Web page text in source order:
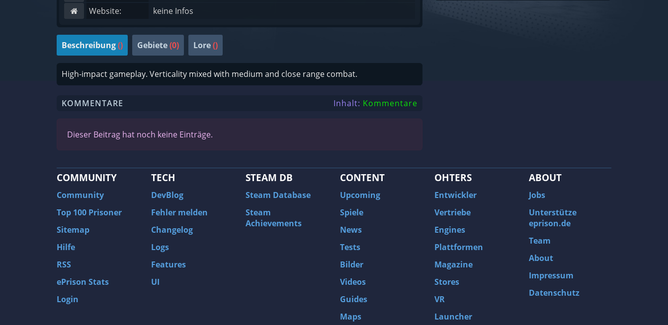
Website:
keine Infos
Beschreibung() Gebiete(0) Lore()
High-impact gameplay. Verticality mixed with medium and close range combat.
KOMMENTARE Inhalt: Kommentare
Dieser Beitrag hat noch keine Einträge.
COMMUNITY
Community
Top 100 Prisoner
Sitemap
Hilfe
RSS
ePrison Stats
Login
TECH
DevBlog
Fehler melden
Changelog
Logs
Features
UI
STEAM DB
Steam Database
Steam
Achievements
CONTENT
Upcoming
Spiele
News
Tests
Bilder
Videos
Guides
Maps
OHTERS
Entwickler
Vertriebe
Engines
Plattformen
Magazine
Stores
VR
Launcher
ABOUT
Jobs
Unterstütze
eprison.de
Team
About
Impressum
Datenschutz